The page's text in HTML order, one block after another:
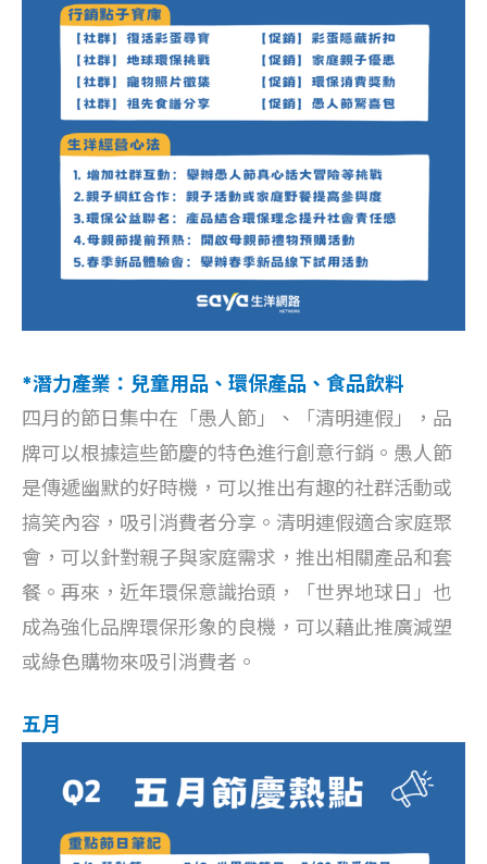
*潛力產業：兒童用品、環保產品、食品飲料
四月的節日集中在「愚人節」、「清明連假」，品
牌可以根據這些節慶的特色進行創意行銷。愚人節
是傳遞幽默的好時機，可以推出有趣的社群活動或
搞笑內容，吸引消費者分享。清明連假適合家庭聚
會，可以針對親子與家庭需求，推出相關產品和套
餐。再來，近年環保意識抬頭，「世界地球日」也
成為強化品牌環保形象的良機，可以藉此推廣減塑
或綠色購物來吸引消費者。
五月